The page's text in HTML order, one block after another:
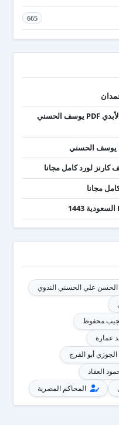
665
تحميل كتاب عقدك النفسية سجنك الأبدي PDF يوسف الحسني
الحسن علي الحسني الندوي
محفوظ
عمارة
أبو الفرج
العقاد
المحاكم المصرية